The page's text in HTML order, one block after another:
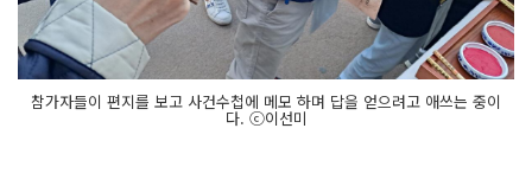
참가자들이 편지를 보고 사건수첩에 메모 하며 답을 얻으려고 애쓰는 중이
다. ⓒ이선미